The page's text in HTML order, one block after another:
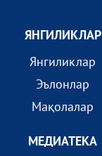
ЯНГИЛИКЛАР
Янгиликлар
Эълонлар
Мақолалар
МEДИАТEКА